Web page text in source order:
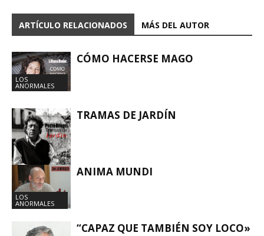
ARTÍCULO RELACIONADOS MÁS DEL AUTOR
LOS
ANORMALES
CÓMO HACERSE MAGO
LOS
ANORMALES
TRAMAS DE JARDÍN
LOS
ANORMALES
ANIMA MUNDI
“CAPAZ QUE TAMBIÉN SOY LOCO»